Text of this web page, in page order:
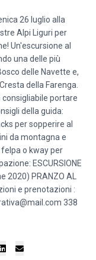
26 luglio alla
Alpi Liguri per
Un'escursione al
una delle più
delle Navette e,
della Farenga.
portare
della guida:
per sopperire al
da montagna e
o kway per
ESCURSIONE
2020) PRANZO AL
e prenotazioni :
338